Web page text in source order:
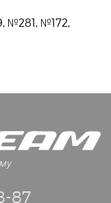
№281, №172,
87